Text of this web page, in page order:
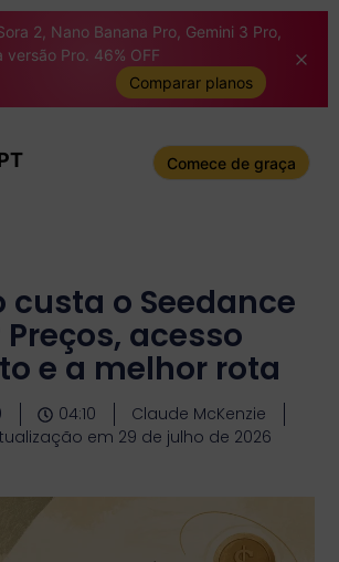
2, Nano Banana Pro, Gemini 3 Pro,
versão Pro. 46% OFF
Comparar planos
Comece de graça
custa o Seedance
Preços, acesso
e a melhor rota
04:10
Claude McKenzie
em 29 de julho de 2026